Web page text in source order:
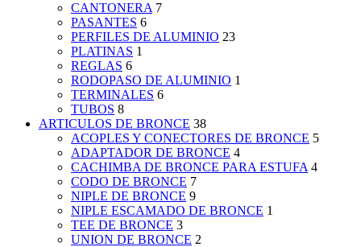
CANTONERA 7
PASANTES 6
PERFILES DE ALUMINIO 23
PLATINAS 1
REGLAS 6
RODOPASO DE ALUMINIO 1
TERMINALES 6
TUBOS 8
ARTICULOS DE BRONCE 38
ACOPLES Y CONECTORES DE BRONCE 5
ADAPTADOR DE BRONCE 4
CACHIMBA DE BRONCE PARA ESTUFA 4
CODO DE BRONCE 7
NIPLE DE BRONCE 9
NIPLE ESCAMADO DE BRONCE 1
TEE DE BRONCE 3
UNION DE BRONCE 2